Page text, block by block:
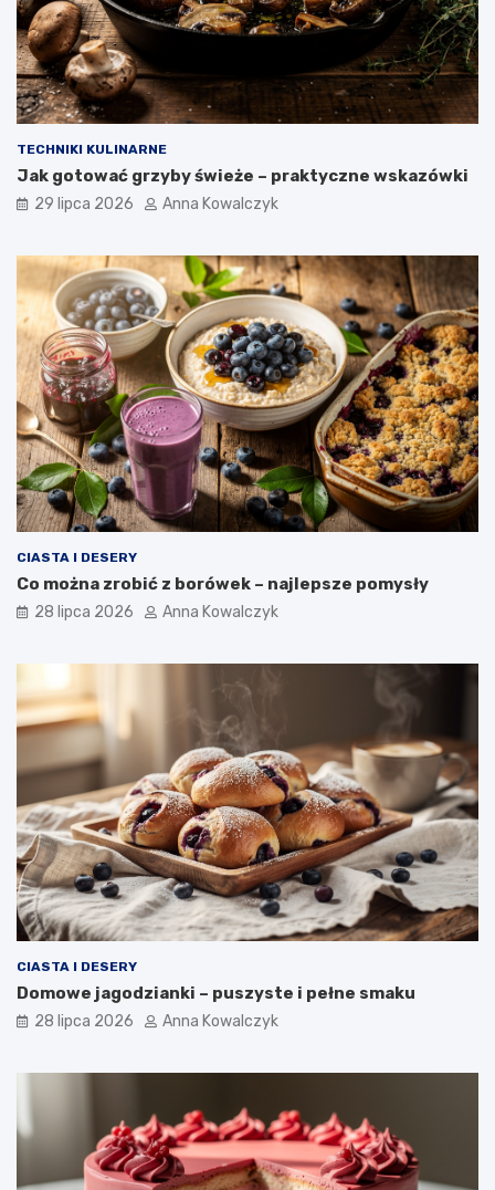
TECHNIKI KULINARNE
Jak gotować grzyby świeże – praktyczne wskazówki
29 lipca 2026 Anna Kowalczyk
CIASTA I DESERY
Co można zrobić z borówek – najlepsze pomysły
28 lipca 2026 Anna Kowalczyk
CIASTA I DESERY
Domowe jagodzianki – puszyste i pełne smaku
28 lipca 2026 Anna Kowalczyk